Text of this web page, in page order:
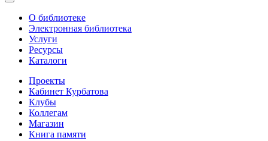
О библиотеке
Электронная библиотека
Услуги
Ресурсы
Каталоги
Проекты
Кабинет Курбатова
Клубы
Коллегам
Магазин
Книга памяти